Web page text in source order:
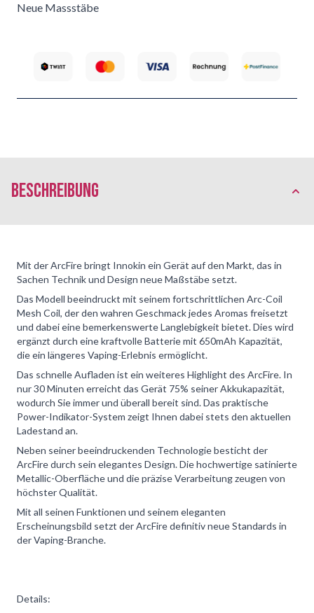
Neue Massstäbe
Beschreibung
Mit der ArcFire bringt Innokin ein Gerät auf den Markt, das in
Sachen Technik und Design neue Maßstäbe setzt.
Das Modell beeindruckt mit seinem fortschrittlichen Arc-Coil
Mesh Coil, der den wahren Geschmack jedes Aromas freisetzt
und dabei eine bemerkenswerte Langlebigkeit bietet. Dies wird
ergänzt durch eine kraftvolle Batterie mit 650mAh Kapazität,
die ein längeres Vaping-Erlebnis ermöglicht.
Das schnelle Aufladen ist ein weiteres Highlight des ArcFire. In
nur 30 Minuten erreicht das Gerät 75% seiner Akkukapazität,
wodurch Sie immer und überall bereit sind. Das praktische
Power-Indikator-System zeigt Ihnen dabei stets den aktuellen
Ladestand an.
Neben seiner beeindruckenden Technologie besticht der
ArcFire durch sein elegantes Design. Die hochwertige satinierte
Metallic-Oberfläche und die präzise Verarbeitung zeugen von
höchster Qualität.
Mit all seinen Funktionen und seinem eleganten
Erscheinungsbild setzt der ArcFire definitiv neue Standards in
der Vaping-Branche.
Details: